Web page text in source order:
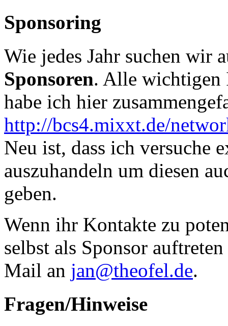
Sponsoring
Wie jedes Jahr suchen wir
Sponsoren. Alle wichtigen
habe ich hier
http://bcs4.mixxt.de/
Neu ist, dass ich versuche
auszuhandeln um diesen
geben.
Wenn ihr Kontakte zu
selbst als Sponsor
Mail an jan@theofel.de.
Fragen/Hinweise